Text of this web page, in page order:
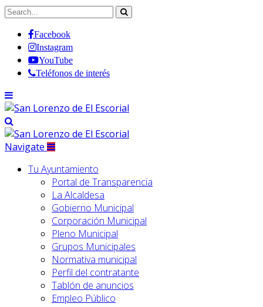
Facebook
Instagram
YouTube
Teléfonos de interés
Navigate
Tu Ayuntamiento
Portal de Transparencia
La Alcaldesa
Gobierno Municipal
Corporación Municipal
Pleno Municipal
Grupos Municipales
Normativa municipal
Perfil del contratante
Tablón de anuncios
Empleo Público